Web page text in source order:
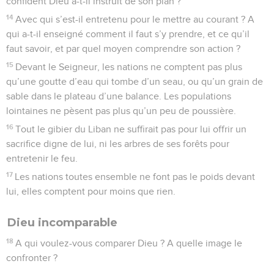
14 Avec qui s’est-il entretenu pour le mettre au courant ? A
qui a-t-il enseigné comment il faut s’y prendre, et ce qu’il
faut savoir, et par quel moyen comprendre son action ?
15 Devant le Seigneur, les nations ne comptent pas plus
qu’une goutte d’eau qui tombe d’un seau, ou qu’un grain de
sable dans le plateau d’une balance. Les populations
lointaines ne pèsent pas plus qu’un peu de poussière.
16 Tout le gibier du Liban ne suffirait pas pour lui offrir un
sacrifice digne de lui, ni les arbres de ses forêts pour
entretenir le feu.
17 Les nations toutes ensemble ne font pas le poids devant
lui, elles comptent pour moins que rien.
Dieu incomparable
18 A qui voulez-vous comparer Dieu ? A quelle image le
confronter ?